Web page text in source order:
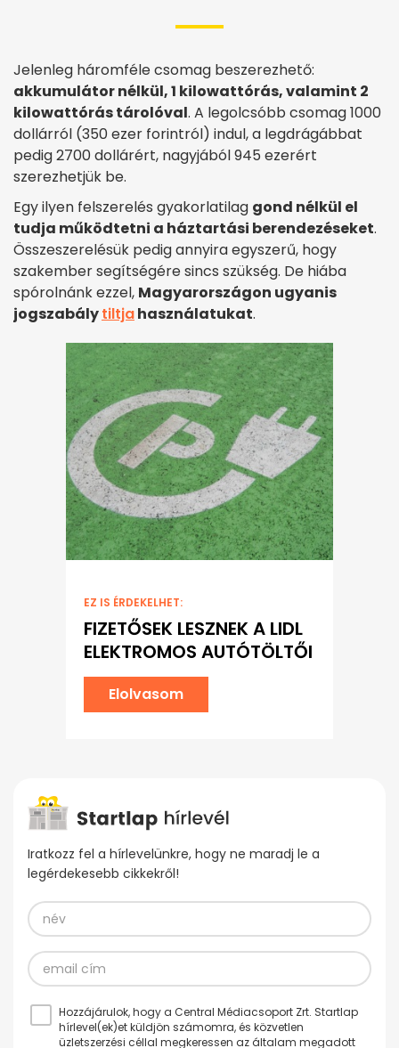
Jelenleg háromféle csomag beszerezhető:
akkumulátor nélkül, 1 kilowattórás, valamint 2
kilowattórás tárolóval. A legolcsóbb csomag 1000
dollárról (350 ezer forintról) indul, a legdrágábbat
pedig 2700 dollárért, nagyjából 945 ezerért
szerezhetjük be.
Egy ilyen felszerelés gyakorlatilag gond nélkül el
tudja működtetni a háztartási berendezéseket.
Összeszerelésük pedig annyira egyszerű, hogy
szakember segítségére sincs szükség. De hiába
spórolnánk ezzel, Magyarországon ugyanis
jogszabálytiltjahasználatukat.
EZ IS ÉRDEKELHET:
FIZETŐSEK LESZNEK A LIDL
ELEKTROMOS AUTÓTÖLTŐI
Elolvasom
Iratkozz fel a hírlevelünkre, hogy ne maradj le a
legérdekesebb cikkekről!
Hozzájárulok, hogy a Central Médiacsoport Zrt. Startlap
hírlevel(ek)et küldjön számomra, és közvetlen
üzletszerzési céllal megkeressen az általam megadott